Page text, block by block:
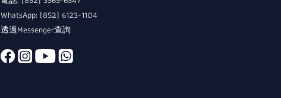
WhatsApp: (852) 6123-1104
透過Messenger查詢